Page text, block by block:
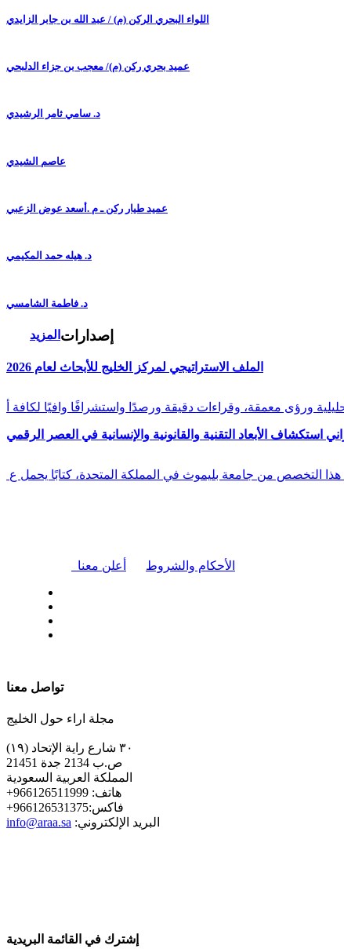
اللواء البحري الركن (م) / عبد الله بن جابر الزايدي
عميد بحري ركن (م)/ معجب بن جزاء الدلبحي
د. سامي ثامر الرشيدي
عاصم الشيدي
عميد طيار ركن ـ م .أسعد عوض الزعبي
د. هيله حمد المكيمي
د. فاطمة الشامسي
المزيد إصدارات
الملف الاستراتيجي لمركز الخليج للأبحاث لعام 2026
استكشاف الأبعاد التقنية والقانونية والإنسانية في العصر الرقمي
التخصص من جامعة بليموث في المملكة المتحدة، كتابًا يحمل ع
أعلن معنا الأحكام والشروط
تواصل معنا
مجلة اراء حول الخليج
٣٠ شارع راية الإتحاد (١٩)
ص.ب 2134 جدة 21451
المملكة العربية السعودية
+هاتف: 966126511999
+فاكس:966126531375
info@araa.sa :البريد الإلكتروني
إشترك في القائمة البريدية